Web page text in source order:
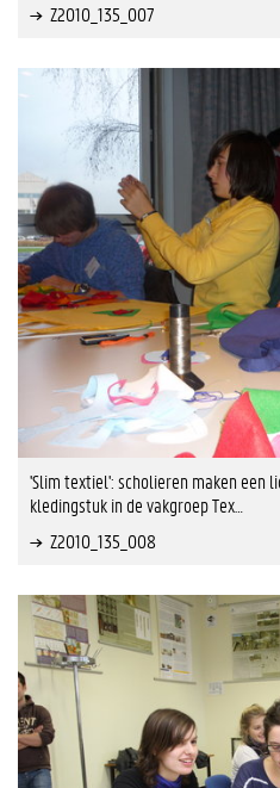
Z2010_135_007
'Slim textiel': scholieren maken een
kledingstuk in de vakgroep Tex…
Z2010_135_008